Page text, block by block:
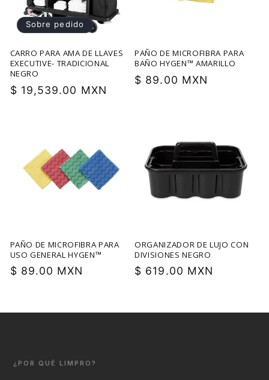
Sobre pedido
CARRO PARA AMA DE LLAVES
EXECUTIVE- TRADICIONAL
NEGRO
Precio
$ 19,539.00 MXN
PAÑO DE MICROFIBRA PARA
BAÑO HYGEN™ AMARILLO
Precio
$ 89.00 MXN
PAÑO DE MICROFIBRA PARA
USO GENERAL HYGEN™
Precio
$ 89.00 MXN
ORGANIZADOR DE LUJO CON
DIVISIONES NEGRO
Precio
$ 619.00 MXN
¿POR QUÉ LIMPRO?